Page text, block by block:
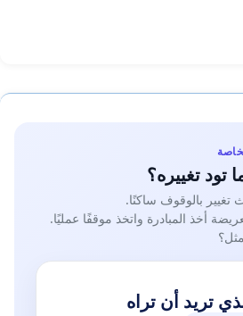
تود تغييره؟
تغيير بالوقوف ساكنًا.
أخذ المبادرة واتخذ موقفًا عمليًا.
تريد أن تراه